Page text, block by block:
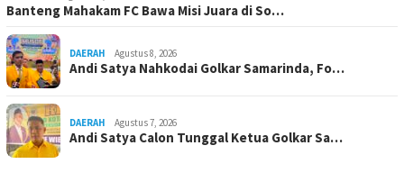
Banteng Mahakam FC Bawa Misi Juara di So…
DAERAH Agustus 8, 2026
Andi Satya Nahkodai Golkar Samarinda, Fo…
DAERAH Agustus 7, 2026
Andi Satya Calon Tunggal Ketua Golkar Sa…